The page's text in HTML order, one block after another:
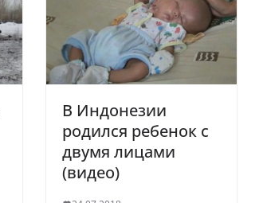
В Индонезии
родился ребенок с
двумя лицами
(видео)